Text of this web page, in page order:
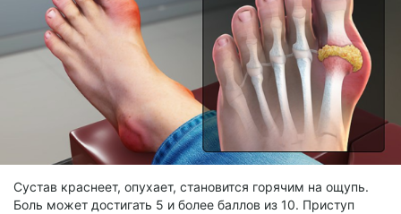
Сустав краснеет, опухает, становится горячим на ощупь.
Боль может достигать 5 и более баллов из 10. Приступ